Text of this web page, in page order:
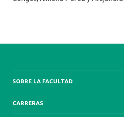
SOBRE LA FACULTAD
CARRERAS